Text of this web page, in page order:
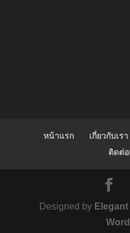
หน้าแรก เกี่ยวกับเรา
ติดต่อ
Designed by